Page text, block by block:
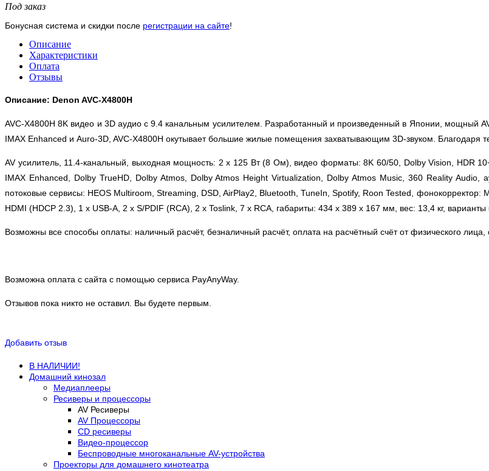
Под заказ
Бонусная система и скидки после регистрации на сайте!
Описание
Характеристики
Оплата
Отзывы
Описание: Denon AVC-X4800H
AVC-X4800H 8K видео и 3D аудио с 9.4 канальным усилителем. Разработанный и произведенный в Японии, мощный
IMAX Enhanced и Auro-3D, AVC-X4800H окутывает большие жилые помещения захватывающим 3D-звуком. Благодаря
AV усилитель, 11.4-канальный, выходная мощность: 2 x 125 Вт (8 Ом), видео форматы: 8K 60/50, Dolby Vision, HDR
IMAX Enhanced, Dolby TrueHD, Dolby Atmos, Dolby Atmos Height Virtualization, Dolby Atmos Music, 360 Reality
потоковые сервисы: HEOS Multiroom, Streaming, DSD, AirPlay2, Bluetooth, TuneIn, Spotify, Roon Tested,
HDMI (HDCP 2.3), 1 х USB-А, 2 х S/PDIF (RCA), 2 x Toslink, 7 x RCA, габариты: 434 x 389 x 167 мм, вес: 13,4 кг, варианты
Возможны все способы оплаты: наличный расчёт, безналичный расчёт, оплата на расчётный счёт от физического
Возможна оплата с сайта с помощью сервиса PayAnyWay.
Отзывов пока никто не оставил. Вы будете первым.
Добавить отзыв
В НАЛИЧИИ!
Домашний кинозал
Медиаплееры
Ресиверы и процессоры
AV Ресиверы
AV Процессоры
CD ресиверы
Видео-процессор
Беспроводные многоканальные AV-устройства
Проекторы для домашнего кинотеатра